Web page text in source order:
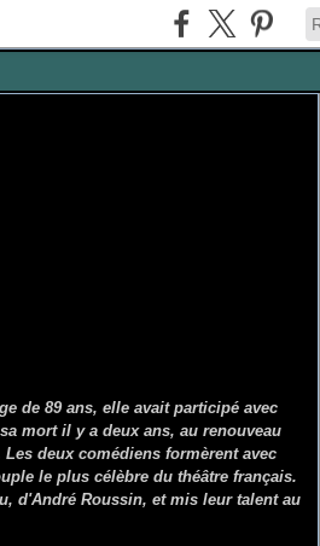
de 89 ans, elle avait participé avec
mort il y a deux ans, au renouveau
deux comédiens formèrent avec
le plus célèbre du théâtre français.
d'André Roussin, et mis leur talent au